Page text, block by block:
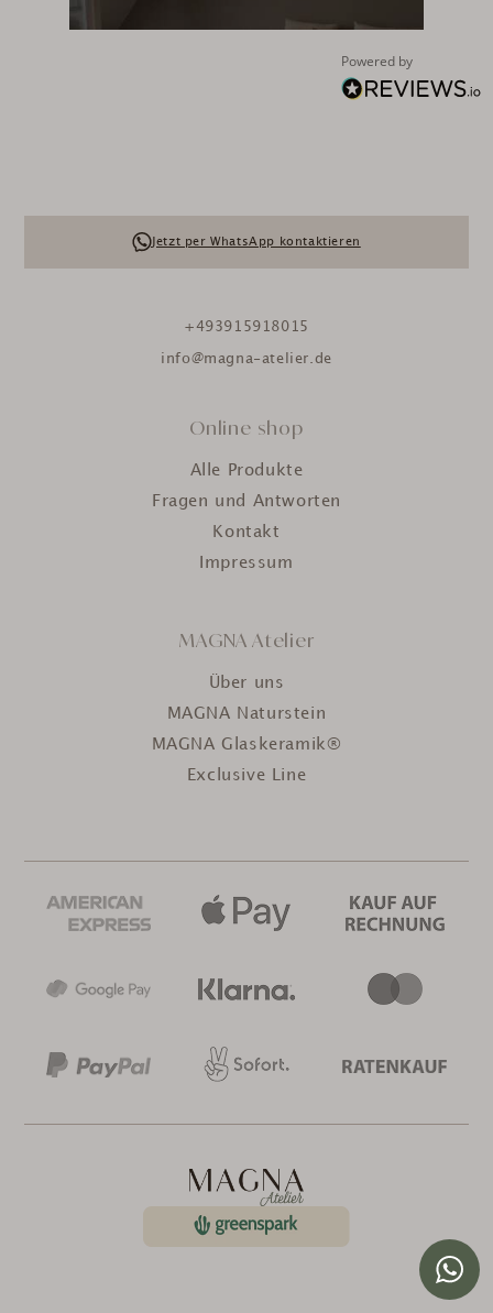
Powered by
Jetzt per WhatsApp kontaktieren
+493915918015
info@magna-atelier.de
Online shop
Alle Produkte
Fragen und Antworten
Kontakt
Impressum
MAGNA Atelier
Über uns
MAGNA Naturstein
MAGNA Glaskeramik®
Exclusive Line